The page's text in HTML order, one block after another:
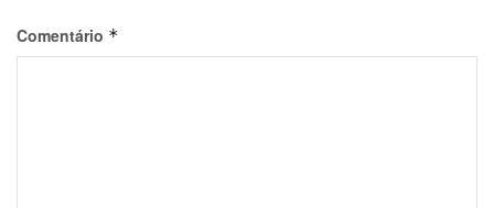
Comentário *